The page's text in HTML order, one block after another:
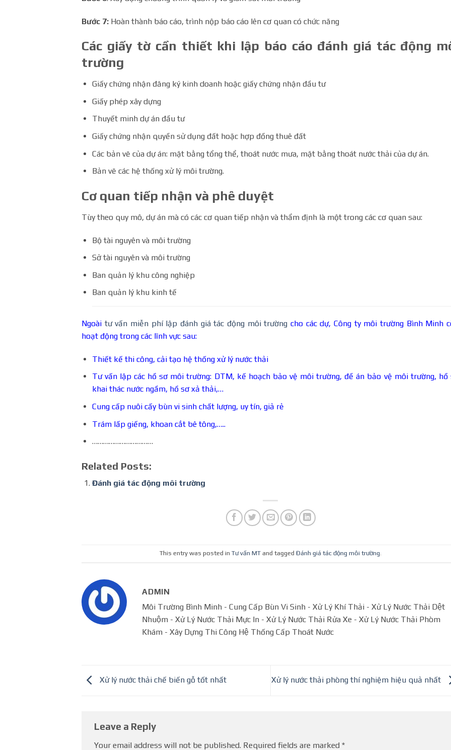
Bước 7: Hoàn thành báo cáo, trình nộp báo cáo lên cơ quan có chức năng
Các giấy tờ cần thiết khi lập báo cáo đánh giá tác động
trường
Giấy chứng nhận đăng ký kinh doanh hoặc giấy chứng nhận đầu tư
Giấy phép xây dựng
Thuyết minh dự án đầu tư
Giấy chứng nhận quyền sử dụng đất hoặc hợp đồng thuê đất
Các bản vẽ của dự án: mặt bằng tổng thể, thoát nước mưa, mặt bằng thoát nước thải của dự án.
Bản vẽ các hệ thống xử lý môi trường.
Cơ quan tiếp nhận và phê duyệt
Tùy theo quy mô, dự án mà có các cơ quan tiếp nhận và thẩm định là một trong các cơ quan sau:
Bộ tài nguyên và môi trường
Sở tài nguyên và môi trường
Ban quản lý khu công nghiệp
Ban quản lý khu kinh tế
Ngoài tư vấn miễn phí lập đánh giá tác động môi trường cho các dự, Công ty môi trường Bình Minh
hoạt động trong các lĩnh vực sau:
Thiết kế thi công, cải tạo hệ thống xử lý nước thải
Tư vấn lập các hồ sơ môi trường: DTM, kế hoạch bảo vệ môi trường, đề án bảo vệ môi trường, hồ
khai thác nước ngầm, hồ sơ xả thải,…
Cung cấp nuôi cấy bùn vi sinh chất lượng, uy tín, giả rẻ
Trám lấp giếng, khoan cắt bê tông,…..
……………………………
Related Posts:
Đánh giá tác động môi trường
This entry was posted in Tư vấn MTand tagged Đánh giá tác động môi trường.
ADMIN
Môi Trường Bình Minh - Cung Cấp Bùn Vi Sinh - Xử Lý Khí Thải - Xử Lý Nước Thải Dệt
Nhuộm - Xử Lý Nước Thải Mực In - Xử Lý Nước Thải Rửa Xe - Xử Lý Nước Thải Phòm
Khám - Xây Dựng Thi Công Hệ Thống Cấp Thoát Nước
Xử lý nước thải chế biến gỗ tốt nhất Xử lý nước thải phòng thí nghiệm hiệu quả nhất
Leave a Reply
Your email address will not be published. Required fields are marked *